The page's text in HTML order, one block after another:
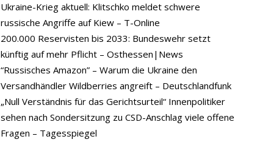
Ukraine-Krieg aktuell: Klitschko meldet schwere
russische Angriffe auf Kiew – T-Online
200.000 Reservisten bis 2033: Bundeswehr setzt
künftig auf mehr Pflicht – Osthessen|News
“Russisches Amazon” – Warum die Ukraine den
Versandhändler Wildberries angreift – Deutschlandfunk
„Null Verständnis für das Gerichtsurteil“ Innenpolitiker
sehen nach Sondersitzung zu CSD-Anschlag viele offene
Fragen – Tagesspiegel